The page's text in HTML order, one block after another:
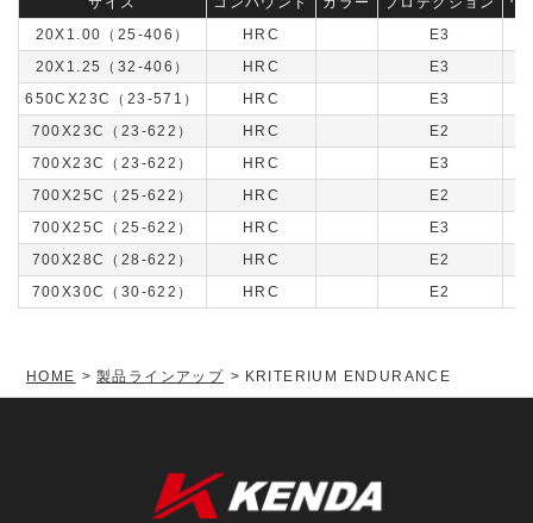
20X1.00（25-406）
HRC
E3
20X1.25（32-406）
HRC
E3
650CX23C（23-571）
HRC
E3
700X23C（23-622）
HRC E2
700X23C（23-622）
HRC
E3
700X25C（25-622）
HRC E2
700X25C（25-622）
HRC
E3
700X28C（28-622）
HRC E2
700X30C（30-622）
HRC E2
HOME 製品ラインアップ KRITERIUM ENDURANCE